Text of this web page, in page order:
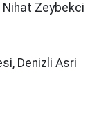
Nihat Zeybekci
Denizli Asri